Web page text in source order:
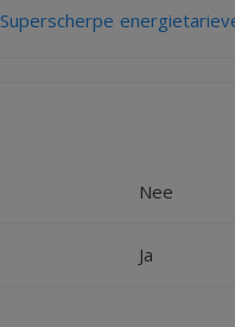
Superscherpe
Nee
Ja